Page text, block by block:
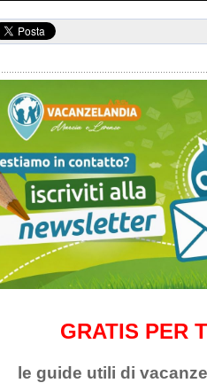
GRATIS PER
le guide utili di